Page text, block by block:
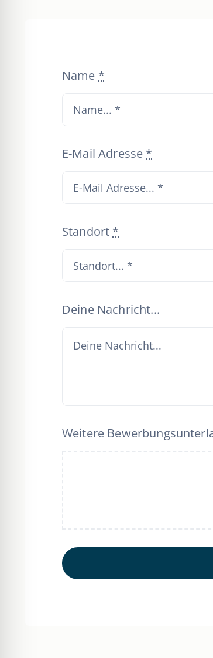
Name *
E-Mail Adresse *
Standort *
Deine Nachricht...
Weitere